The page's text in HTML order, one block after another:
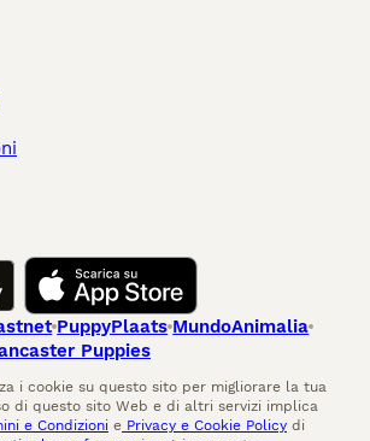
PuppyPlaats MundoAnimalia
Puppies
i cookie su questo sito per migliorare la tua
di questo sito Web e di altri servizi implica
e Condizioni e Privacy e Cookie Policy di